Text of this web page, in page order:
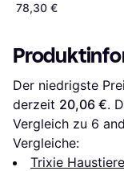
78,30 €
Der niedrigste
derzeit 20,06 €.
Vergleich zu 6
Vergleiche:
Trixie Haustiere